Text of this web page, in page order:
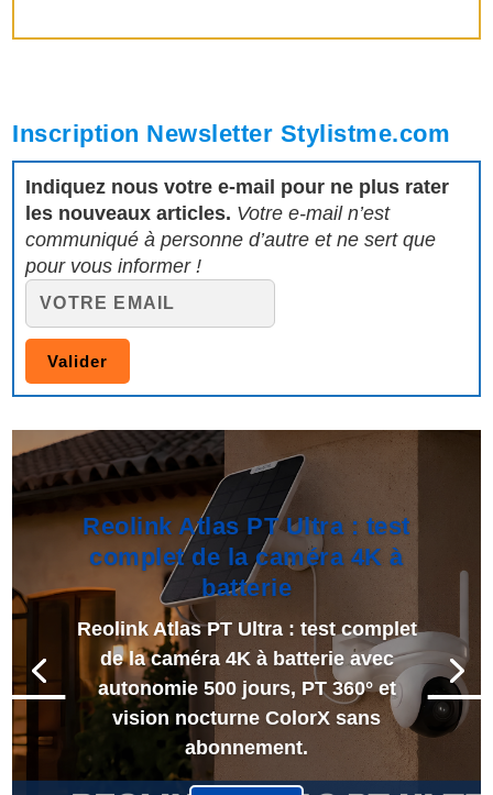
Inscription Newsletter Stylistme.com
Indiquez nous votre e-mail pour ne plus rater
les nouveaux articles. Votre e-mail n’est
communiqué à personne d’autre et ne sert que
pour vous informer !
Reolink Atlas PT Ultra : test
complet de la caméra 4K à
batterie
Reolink Atlas PT Ultra : test complet
de la caméra 4K à batterie avec
autonomie 500 jours, PT 360° et
vision nocturne ColorX sans
abonnement.